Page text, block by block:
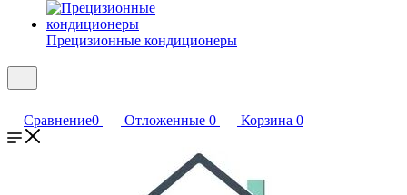
Прецизионные кондиционеры
Сравнение0 Отложенные 0 Корзина 0